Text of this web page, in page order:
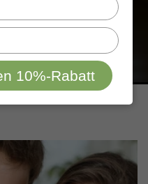
10%-Rabatt